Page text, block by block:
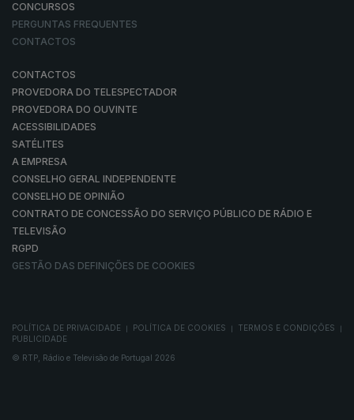
CONCURSOS
PERGUNTAS FREQUENTES
CONTACTOS
CONTACTOS
PROVEDORA DO TELESPECTADOR
PROVEDORA DO OUVINTE
ACESSIBILIDADES
SATÉLITES
A EMPRESA
CONSELHO GERAL INDEPENDENTE
CONSELHO DE OPINIÃO
CONTRATO DE CONCESSÃO DO SERVIÇO PÚBLICO DE RÁDIO E
TELEVISÃO
RGPD
GESTÃO DAS DEFINIÇÕES DE COOKIES
POLÍTICA DE PRIVACIDADE POLÍTICA DE COOKIES TERMOS E CONDIÇÕES
PUBLICIDADE
© RTP, Rádio e Televisão de Portugal 2026